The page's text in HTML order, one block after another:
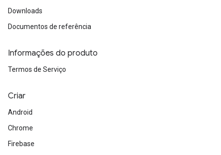
Downloads
Documentos de referência
Informações do produto
Termos de Serviço
Criar
Android
Chrome
Firebase